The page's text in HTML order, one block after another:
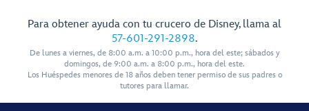
Para obtener ayuda con tu crucero de Disney, llama al
57-601-291-2898.
De lunes a viernes, de 8:00 a.m. a 10:00 p.m., hora del este; sábados y
domingos, de 9:00 a.m. a 8:00 p.m., hora del este.
Los Huéspedes menores de 18 años deben tener permiso de sus padres o
tutores para llamar.